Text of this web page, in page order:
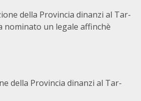
della Provincia dinanzi al Tar-
nominato un legale affinchè
della Provincia dinanzi al Tar-